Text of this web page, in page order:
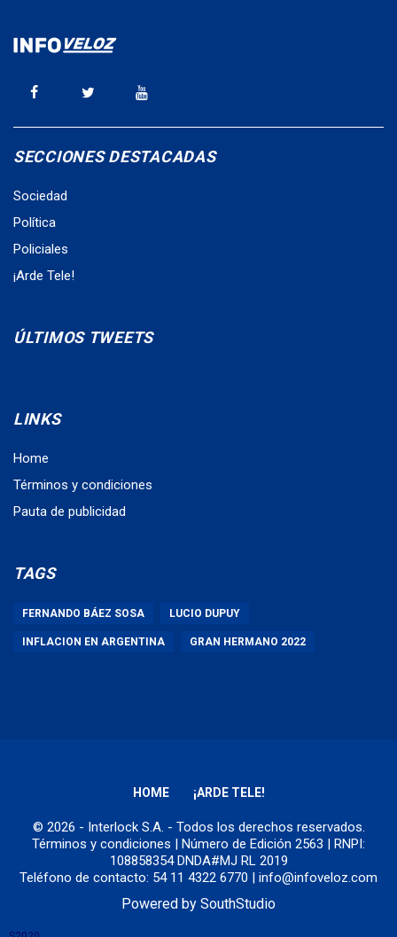
SECCIONES DESTACADAS
Sociedad
Política
Policiales
¡Arde Tele!
ÚLTIMOS TWEETS
LINKS
Home
Términos y condiciones
Pauta de publicidad
TAGS
FERNANDO BÁEZ SOSA LUCIO DUPUY
INFLACION EN ARGENTINA GRAN HERMANO 2022
HOME ¡ARDE TELE!
© 2026 - Interlock S.A. - Todos los derechos reservados.
Términos y condiciones | Número de Edición 2563 | RNPI:
108858354 DNDA#MJ RL 2019
Teléfono de contacto: 54 11 4322 6770 | info@infoveloz.com
Powered by SouthStudio